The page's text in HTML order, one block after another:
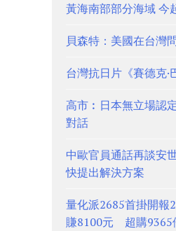
黃海南部部分海域 今
貝森特：美國在台灣
台灣抗日片《賽德克
高市︰日本無立場認
對話
中歐官員通話再談安
快提出解決方案
量化派2685首掛開報
賺8100元 超購9365